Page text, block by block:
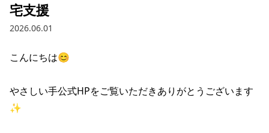
宅支援
2026.06.01
こんにちは😊
やさしい手公式HPをご覧いただきありがとうございます
✨